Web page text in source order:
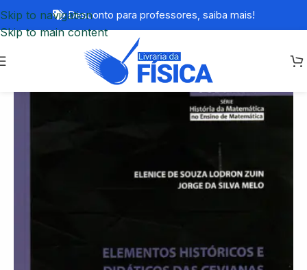
Skip to navigation
Skip to main content
Desconto para professores, saiba mais!